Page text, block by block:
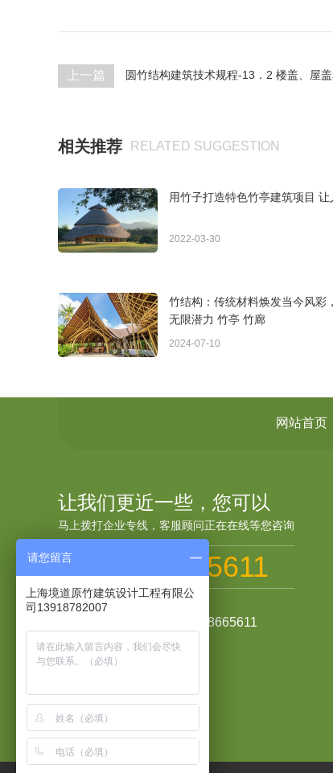
上一篇 圆竹结构建筑技术规程-13．2 楼盖、屋
相关推荐 RELATED SUGGESTION
用竹子打造特色竹亭建筑项目 让
2022-03-30
竹结构：传统材料焕发当今风彩
无限潜力 竹亭 竹廊
2024-07-10
网站首页
让我们更近一些，您可以
马上拨打企业专线，客服顾问正在在线等您咨询
021-58665611
 24小时服务热线
13918782007 / 021-58665611
 电子邮箱
jdyz2020@163.com
请您留言
上海境道原竹建筑设计工程有限公
司13918782007